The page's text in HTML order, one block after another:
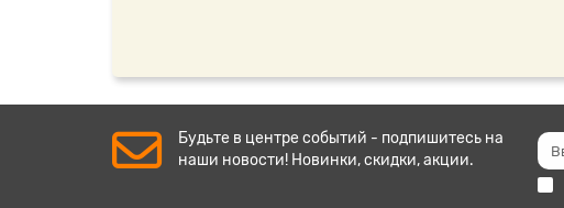
Будьте в центре событий - подпишитесь на
наши новости! Новинки, скидки, акции.